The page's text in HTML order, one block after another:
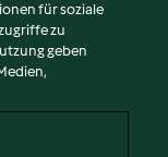
für soziale
zu
geben